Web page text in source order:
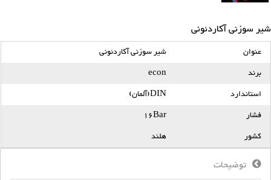
شیر سوزنی آکاردئونی
عنوان
شیر سوزنی آکاردئونی
برند
econ
استاندارد
DIN(آلمان)
فشار
16Bar
کشور
هلند
توضیحات